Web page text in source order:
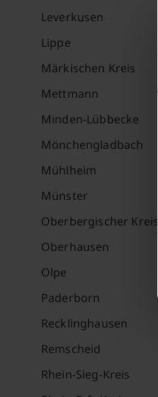
Leverkusen
Lippe
Märkischen Kreis
Mettmann
Minden-Lübbecke
Mönchengladbach
Mühlheim
Münster
Oberbergischer Kreis
Oberhausen
Olpe
Paderborn
Recklinghausen
Remscheid
Rhein-Sieg-Kreis